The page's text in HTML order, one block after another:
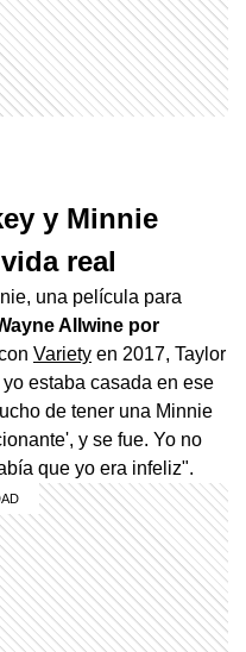
y Minnie
real
una película para
Allwine por
Variety en 2017, Taylor
estaba casada en ese
de tener una Minnie
y se fue. Yo no
que yo era infeliz".